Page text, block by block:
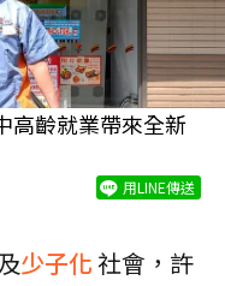
高齡就業帶來全新
用LINE傳送
少子化社會，許